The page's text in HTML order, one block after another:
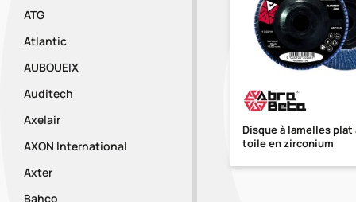
ATG
Atlantic
AUBOUEIX
Auditech
Axelair
AXON International
Axter
Bahco
Disque à lamelles plat
toile en zirconium